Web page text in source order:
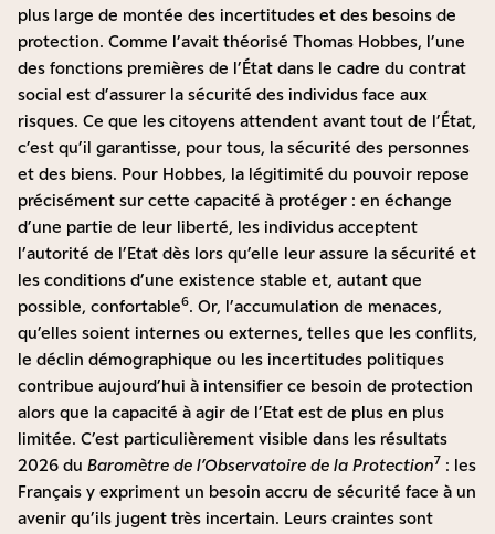
plus large de montée des incertitudes et des besoins de
protection. Comme l’avait théorisé Thomas Hobbes, l’une
des fonctions premières de l’État dans le cadre du contrat
social est d’assurer la sécurité des individus face aux
risques. Ce que les citoyens attendent avant tout de l’État,
c’est qu’il garantisse, pour tous, la sécurité des personnes
et des biens. Pour Hobbes, la légitimité du pouvoir repose
précisément sur cette capacité à protéger : en échange
d’une partie de leur liberté, les individus acceptent
l’autorité de l’Etat dès lors qu’elle leur assure la sécurité et
les conditions d’une existence stable et, autant que
possible, confortable6. Or, l’accumulation de menaces,
qu’elles soient internes ou externes, telles que les conflits,
le déclin démographique ou les incertitudes politiques
contribue aujourd’hui à intensifier ce besoin de protection
alors que la capacité à agir de l’Etat est de plus en plus
limitée. C’est particulièrement visible dans les résultats
2026 du Baromètre de l’Observatoire de la Protection7 : les
Français y expriment un besoin accru de sécurité face à un
avenir qu’ils jugent très incertain. Leurs craintes sont